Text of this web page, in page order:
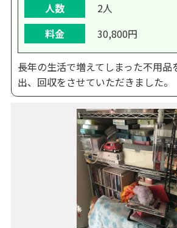
人数
2人
料金
30,800円
長年の生活で増えてしまった不用品
出、回収をさせていただきました。